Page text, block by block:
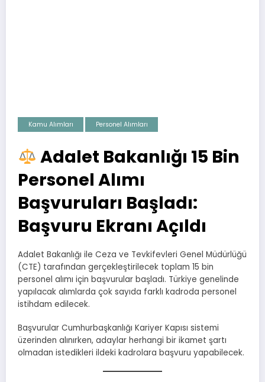
Kamu Alımları Personel Alımları
Adalet Bakanlığı 15 Bin
Personel Alımı
Başvuruları Başladı:
Başvuru Ekranı Açıldı
Adalet Bakanlığı ile Ceza ve Tevkifevleri Genel Müdürlüğü
(CTE) tarafından gerçekleştirilecek toplam 15 bin
personel alımı için başvurular başladı. Türkiye genelinde
yapılacak alımlarda çok sayıda farklı kadroda personel
istihdam edilecek.
Başvurular Cumhurbaşkanlığı Kariyer Kapısı sistemi
üzerinden alınırken, adaylar herhangi bir ikamet şartı
olmadan istedikleri ildeki kadrolara başvuru yapabilecek.